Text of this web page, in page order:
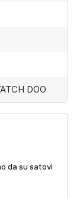
da su satovi
DOO